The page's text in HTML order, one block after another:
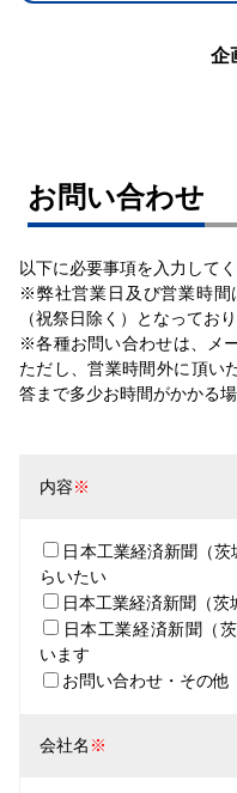
企
お問い合わせ
以下に必要事項を入力して
※弊社営業日及び営業時間
（祝祭日除く）となっており
※各種お問い合わせは、メ
ただし、営業時間外に頂い
答まで多少お時間がかかる
内容※
日本工業経済新聞（
らいたい
日本工業経済新聞（
日本工業経済新聞（
います
お問い合わせ・その他
会社名 ※